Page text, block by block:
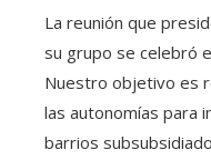
La reunión que
su grupo se celebró
Nuestro objetivo es
las autonomías para
barrios